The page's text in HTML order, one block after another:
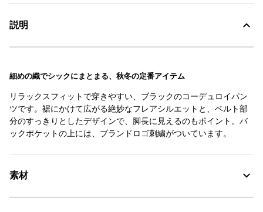
説明
細めの織でシックにまとまる、秋冬の定番アイテム
リラックスフィットで穿きやすい、ブラックのコーデュロイパン
ツです。裾にかけて広がる絶妙なフレアシルエットと、ベルト部
分のすっきりとしたデザインで、脚長に見えるのもポイント。バ
ックポケットの上には、ブランドロゴ刺繍がついています。
素材